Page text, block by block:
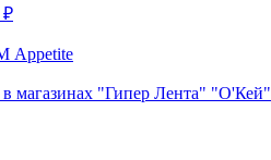
₽
Appetite
в магазинах "Гипер Лента" "О'Кей"